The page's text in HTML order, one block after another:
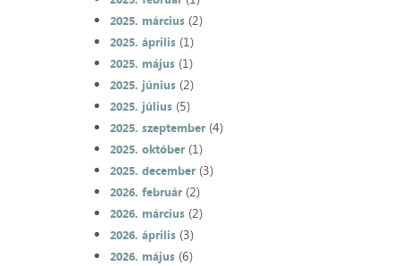
2025. március(2)
2025. április(1)
2025. május(1)
2025. június(2)
2025. július(5)
2025. szeptember(4)
2025. október(1)
2025. december(3)
2026. február(2)
2026. március(2)
2026. április(3)
2026. május(6)